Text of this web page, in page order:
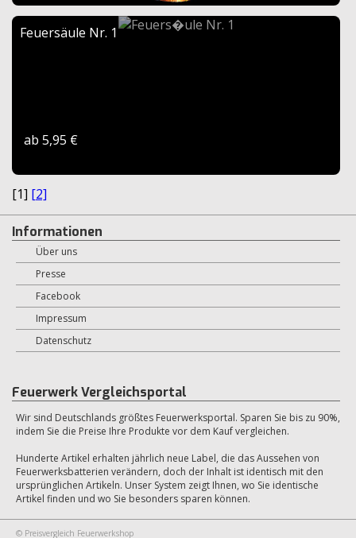
Feuersäule Nr. 1
ab 5,95 €
[1] [2]
Informationen
Über uns
Presse
Facebook
Impressum
Datenschutz
Feuerwerk Vergleichsportal
Wir sind Deutschlands größtes Feuerwerksportal. Sparen Sie bis zu 90%,
indem Sie die Preise Ihre Produkte vor dem Kauf vergleichen.
Hunderte Artikel erhalten jährlich neue Label, die das Aussehen von
Feuerwerksbatterien verändern, doch der Inhalt ist identisch mit den
ursprünglichen Artikeln. Unser System zeigt Ihnen, wo Sie identische
Artikel finden und wo Sie besonders sparen können.
© Preisvergleich Feuerwerkshop